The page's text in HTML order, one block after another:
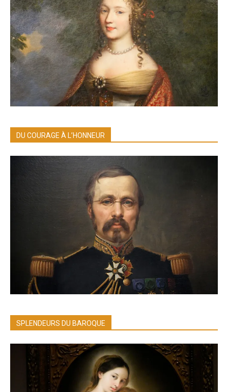
DU COURAGE À L’HONNEUR
SPLENDEURS DU BAROQUE